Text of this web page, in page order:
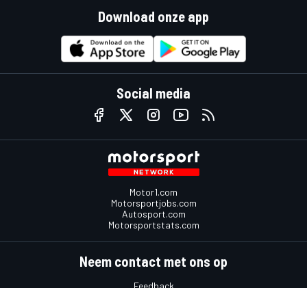
Download onze app
Social media
Motor1.com
Motorsportjobs.com
Autosport.com
Motorsportstats.com
Neem contact met ons op
Feedback